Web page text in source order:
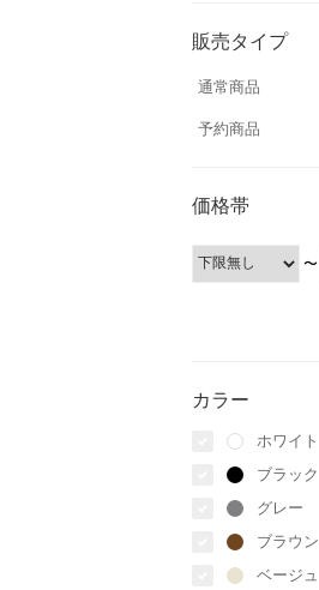
販売タイプ
通常商品
予約商品
価格帯
〜
カラー
ホワイト
ブラック
グレー
ブラウン
ベージュ